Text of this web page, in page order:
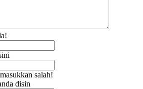
salah!
disin